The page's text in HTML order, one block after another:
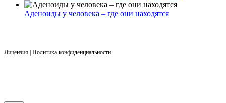
Аденоиды у человека – где они находятся
Лицензия | Политика конфиденциальности